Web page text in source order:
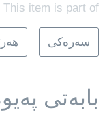
This item is part of
سه‌ره‌کی
بابه‌تی